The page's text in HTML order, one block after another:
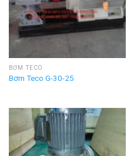
BƠM TECO
Bơm Teco G-30-25